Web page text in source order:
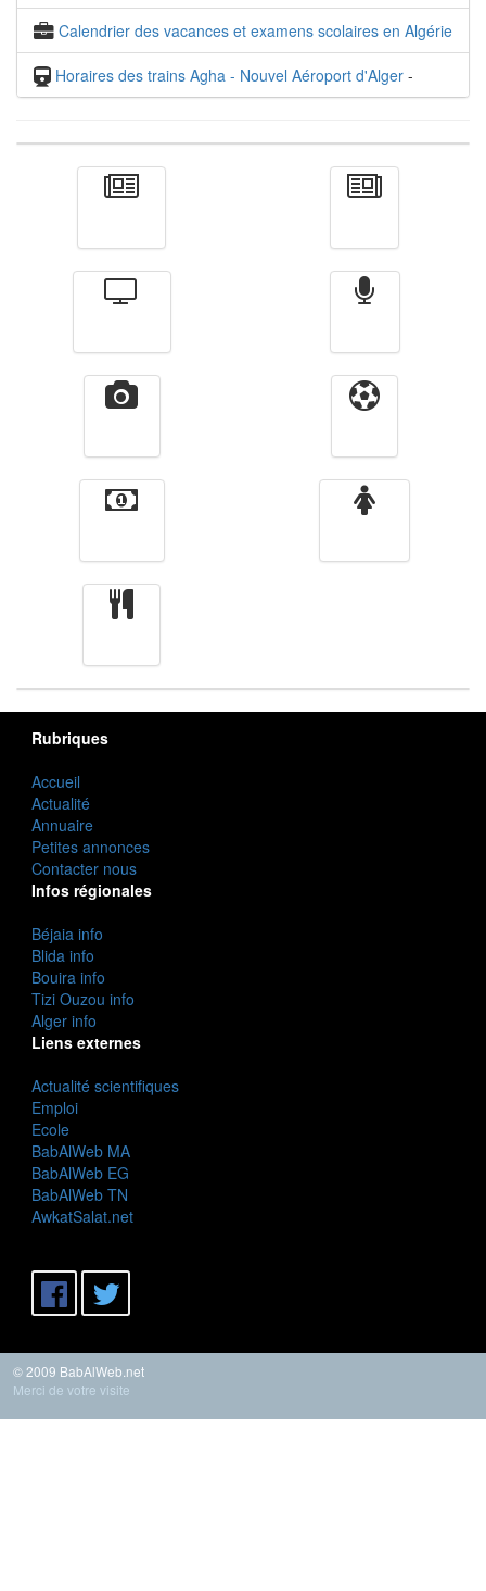
Calendrier des vacances et examens scolaires en Algérie
Horaires des trains Agha - Nouvel Aéroport d'Alger -
Rubriques
Accueil
Actualité
Annuaire
Petites annonces
Contacter nous
Infos régionales
Béjaia info
Blida info
Bouira info
Tizi Ouzou info
Alger info
Liens externes
Actualité scientifiques
Emploi
Ecole
BabAlWeb MA
BabAlWeb EG
BabAlWeb TN
AwkatSalat.net
© 2009 BabAlWeb.net
Merci de votre visite